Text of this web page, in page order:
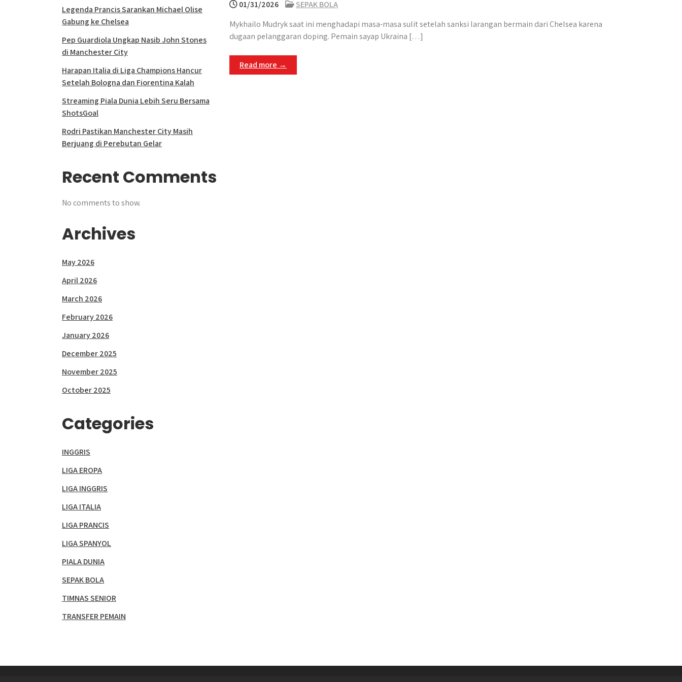
01/31/2026
SEPAK BOLA
Mykhailo Mudryk saat ini menghadapi masa-masa sulit setelah sanksi larangan bermain dari Chelsea karena
dugaan pelanggaran doping. Pemain sayap Ukraina […]
Read more →
Legenda Prancis Sarankan Michael Olise
Gabung ke Chelsea
Pep Guardiola Ungkap Nasib John Stones
di Manchester City
Harapan Italia di Liga Champions Hancur
Setelah Bologna dan Fiorentina Kalah
Streaming Piala Dunia Lebih Seru Bersama
ShotsGoal
Rodri Pastikan Manchester City Masih
Berjuang di Perebutan Gelar
Recent Comments
No comments to show.
Archives
May 2026
April 2026
March 2026
February 2026
January 2026
December 2025
November 2025
October 2025
Categories
INGGRIS
LIGA EROPA
LIGA INGGRIS
LIGA ITALIA
LIGA PRANCIS
LIGA SPANYOL
PIALA DUNIA
SEPAK BOLA
TIMNAS SENIOR
TRANSFER PEMAIN